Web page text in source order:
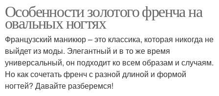
Особенности золотого френча на
овальных ногтях
Французский маникюр – это классика, которая никогда не
выйдет из моды. Элегантный и в то же время
универсальный, он подходит ко всем образам и случаям.
Но как сочетать френч с разной длиной и формой
ногтей? Давайте разберемся!